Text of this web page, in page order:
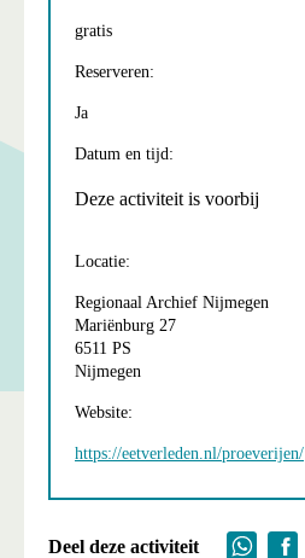
gratis
Reserveren:
Ja
Datum en tijd:
Deze activiteit is voorbij
Locatie:
Regionaal Archief Nijmegen
Mariënburg 27
6511 PS
Nijmegen
Website:
https://eetverleden.nl/proeverijen/
Deel deze activiteit